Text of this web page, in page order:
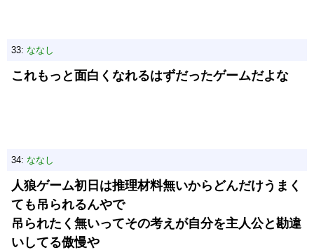
33: ななし
これもっと面白くなれるはずだったゲームだよな
34: ななし
人狼ゲーム初日は推理材料無いからどんだけうまく
ても吊られるんやで
吊られたく無いってその考えが自分を主人公と勘違
いしてる傲慢や